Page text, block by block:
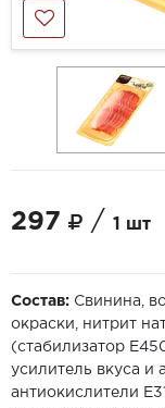
297 / 1 шт
Состав: Свинина,
окраски, нитрит
(стабилизатор
усилитель вкуса и
антиокислители